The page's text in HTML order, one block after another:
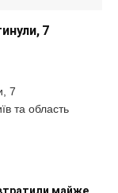
7
7
та область